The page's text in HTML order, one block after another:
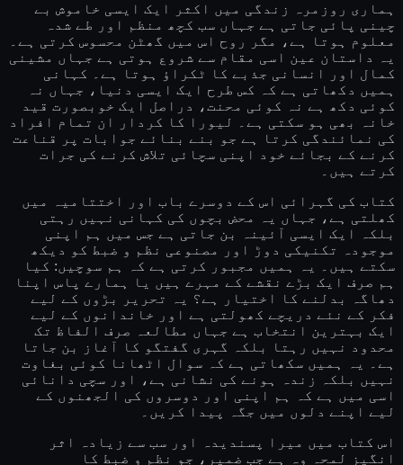
ہماری روزمرہ زندگی میں اکثر ایک ایسی خاموش بے
چینی پائی جاتی ہے جہاں سب کچھ منظم اور طے شدہ
معلوم ہوتا ہے، مگر روح اس میں گھٹن محسوس کرتی ہے۔
یہ داستان عین اسی مقام سے شروع ہوتی ہے جہاں مشینی
کمال اور انسانی جذبے کا ٹکراؤ ہوتا ہے۔ کہانی
ہمیں دکھاتی ہے کہ کس طرح ایک ایسی دنیا، جہاں نہ
کوئی دکھ ہے نہ کوئی محنت، دراصل ایک خوبصورت قید
خانہ بھی ہو سکتی ہے۔ لیورا کا کردار ان تمام افراد
کی نمائندگی کرتا ہے جو بنے بنائے جوابات پر قناعت
کرنے کے بجائے خود اپنی سچائی تلاش کرنے کی جرات
کرتے ہیں۔
کتاب کی گہرائی اس کے دوسرے باب اور اختتامیہ میں
کھلتی ہے، جہاں یہ محض بچوں کی کہانی نہیں رہتی
بلکہ ایک ایسی آئینہ بن جاتی ہے جس میں ہم اپنی
موجودہ تکنیکی دوڑ اور مصنوعی نظم و ضبط کو دیکھ
سکتے ہیں۔ یہ ہمیں مجبور کرتی ہے کہ ہم سوچیں: کیا
ہم صرف ایک بڑے نقشے کے مہرے ہیں یا ہمارے پاس اپنا
دھاگہ بدلنے کا اختیار ہے؟ یہ تحریر بڑوں کے لیے
فکر کے نئے دریچے کھولتی ہے اور خاندانوں کے لیے
ایک بہترین انتخاب ہے جہاں مطالعہ صرف الفاظ تک
محدود نہیں رہتا بلکہ گہری گفتگو کا آغاز بن جاتا
ہے۔ یہ ہمیں سکھاتی ہے کہ سوال اٹھانا کوئی بغاوت
نہیں بلکہ زندہ ہونے کی نشانی ہے، اور سچی دانائی
اسی میں ہے کہ ہم اپنی اور دوسروں کی الجھنوں کے
لیے اپنے دلوں میں جگہ پیدا کریں۔
اس کتاب میں میرا پسندیدہ اور سب سے زیادہ اثر
انگیز لمحہ وہ ہے جب ضمیر، جو نظم و ضبط کا